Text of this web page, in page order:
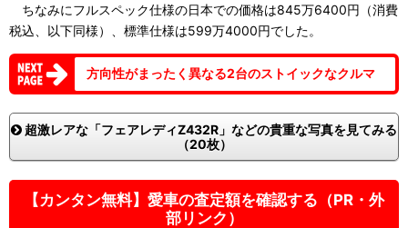
ちなみにフルスペック仕様の日本での価格は845万6400円（消費
税込、以下同様）、標準仕様は599万4000円でした。
方向性がまったく異なる2台のストイックなクルマ
超激レアな「フェアレディZ432R」などの貴重な写真を見てみる
（20枚）
【カンタン無料】愛車の査定額を確認する（PR・外
部リンク）